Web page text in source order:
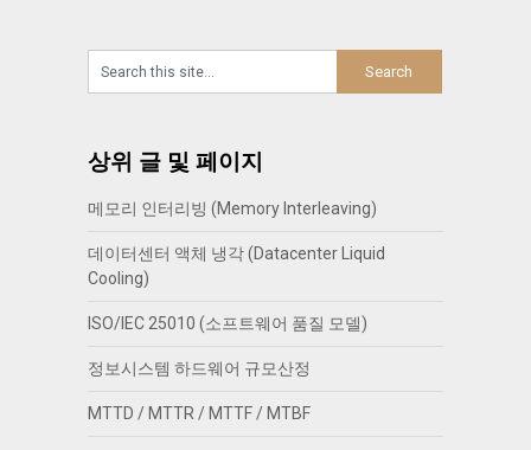
상위 글 및 페이지
메모리 인터리빙 (Memory Interleaving)
데이터센터 액체 냉각 (Datacenter Liquid
Cooling)
ISO/IEC 25010 (소프트웨어 품질 모델)
정보시스템 하드웨어 규모산정
MTTD / MTTR / MTTF / MTBF